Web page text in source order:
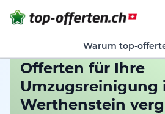
Warum top-
Offerten für Ihre
Umzugsreinigung
Werthenstein